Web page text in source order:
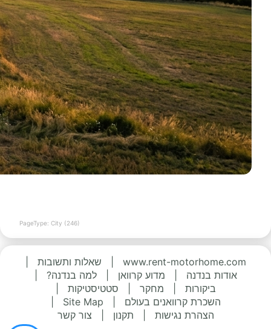
PageType: City (246)
www.rent-motorhome.com שאלות ותשובות
אודות בנדנה
מדוע קרוואן למה בנדנה?
ביקורות
מחקר סטטיסטיקות
השכרת קרוואנים בעולם
Site Map
הצהרת נגישות
תקנון צור קשר